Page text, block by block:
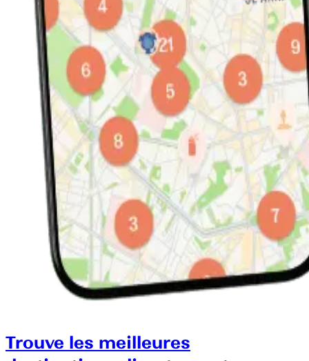
Trouve les meilleures